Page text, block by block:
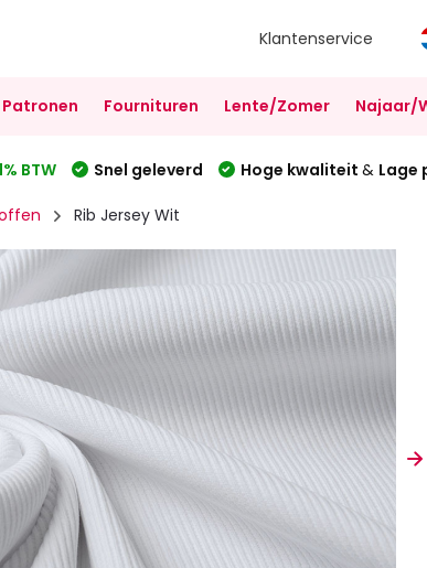
Klantenservice
Patronen Fournituren Lente/Zomer Najaar/
BTW Snel geleverd Hoge kwaliteit & Lage
Rib Jersey Wit